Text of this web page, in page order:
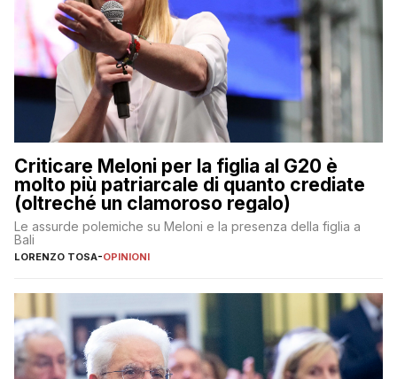
Criticare Meloni per la figlia al G20 è
molto più patriarcale di quanto crediate
(oltreché un clamoroso regalo)
Le assurde polemiche su Meloni e la presenza della figlia a
Bali
LORENZO TOSA-OPINIONI